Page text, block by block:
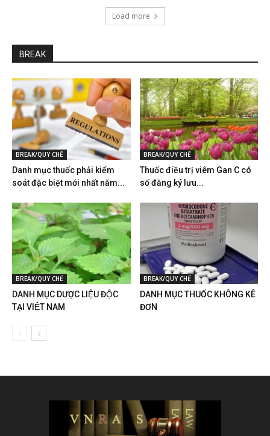
Load more
BREAK
BREAK/QUY CHẾ
Danh mục thuốc phải kiểm
soát đặc biệt mới nhất năm...
BREAK/QUY CHẾ
Thuốc điều trị viêm Gan C có
số đăng ký lưu...
BREAK/QUY CHẾ
DANH MỤC DƯỢC LIỆU ĐỘC
TẠI VIỆT NAM
BREAK/QUY CHẾ
DANH MỤC THUỐC KHÔNG KÊ
ĐƠN